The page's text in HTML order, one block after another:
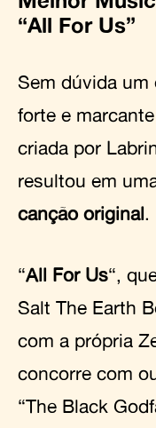
“All For Us”
Sem dúvida
forte e
criada por
resultou em
canção original.
“All For Us“,
Salt The Earth
com a própria
concorre com
“The Black